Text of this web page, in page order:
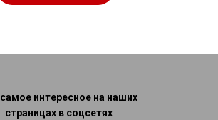
самое интересное на наших
страницах в соцсетях